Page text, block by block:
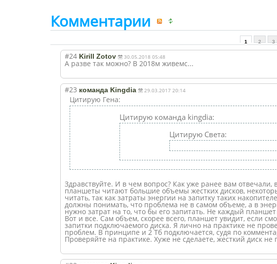
Комментарии
1 2 3
#24 Kirill Zotov 30.05.2018 05:48
А разве так можно? В 2018м живемс...
#23 команда Kingdia 29.03.2017 20:14
Цитирую Гена:
Цитирую команда kingdia:
Цитирую Света:
Здравствуйте. И в чем вопрос? Как уже ранее вам
планшеты читают большие объемы жестких дисков,
читать, так как затраты энергии на запитку таких
должны понимать, что проблема не в самом объеме, а в
нужно затрат на то, что бы его запитать. Не каждый
Вот и все. Сам объем, скорее всего, планшет увидит, если
запитки подключаемого диска. Я лично на практике не
проблем. В принципе и 2 Тб подключается, судя по
Проверяйте на практике. Хуже не сделаете, жесткий диск